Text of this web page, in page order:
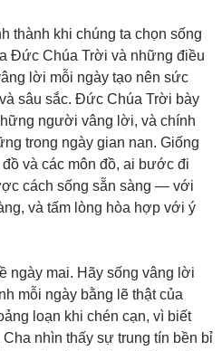
thành khi chúng ta chọn sống
Đức Chúa Trời và những điều
lời mỗi ngày tạo nên sức
sâu sắc. Đức Chúa Trời bày
người vâng lời, và chính
trong ngày gian nan. Giống
và các môn đồ, ai bước đi
cách sống sẵn sàng — với
và tấm lòng hòa hợp với ý
ngày mai. Hãy sống vâng lời
mỗi ngày bằng lẽ thật của
loạn khi chén cạn, vì biết
nhìn thấy sự trung tín bền bỉ